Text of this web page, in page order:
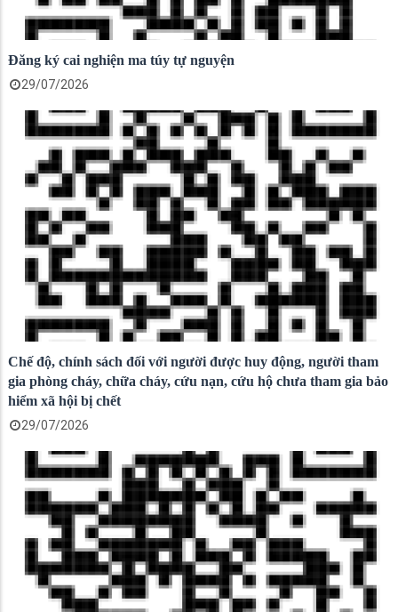
Đăng ký cai nghiện ma túy tự nguyện
29/07/2026
Chế độ, chính sách đối với người được huy động, người tham
gia phòng cháy, chữa cháy, cứu nạn, cứu hộ chưa tham gia bảo
hiểm xã hội bị chết
29/07/2026